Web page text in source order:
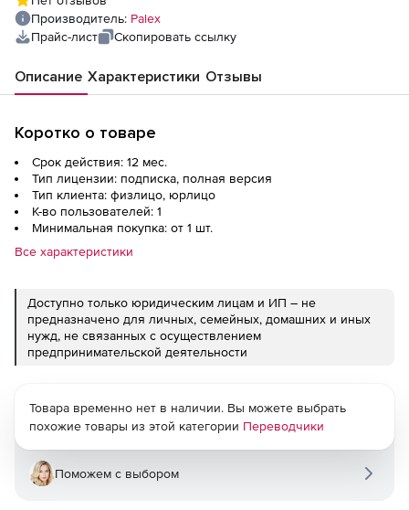
1 год. 1 пользователь
Производитель: Palex
Прайс-лист
Скопировать ссылку
Описание Характеристики Отзывы
Коротко о товаре
Срок действия: 12 мес.
Тип лицензии: подписка, полная версия
Тип клиента: физлицо, юрлицо
К-во пользователей: 1
Минимальная покупка: от 1 шт.
Все характеристики
Доступно только юридическим лицам и ИП – не
предназначено для личных, семейных, домашних и иных
нужд, не связанных с осуществлением
предпринимательской деятельности
Товара временно нет в наличии. Вы можете выбрать
похожие товары из этой категории Переводчики
Поможем с выбором